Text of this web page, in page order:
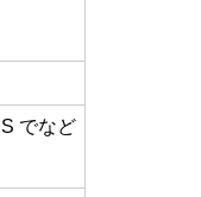
でなど